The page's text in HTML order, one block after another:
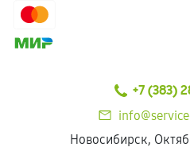
+7 (383)
Новосибирск,